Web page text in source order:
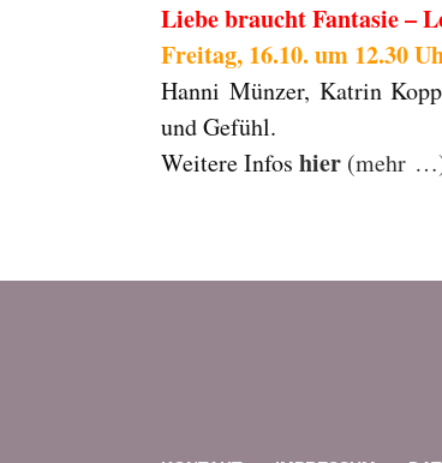
Liebe braucht Fantasie –
Freitag, 16.10. um 12.30
Hanni Münzer, Katrin
und Gefühl.
Weitere Infoshier (mehr